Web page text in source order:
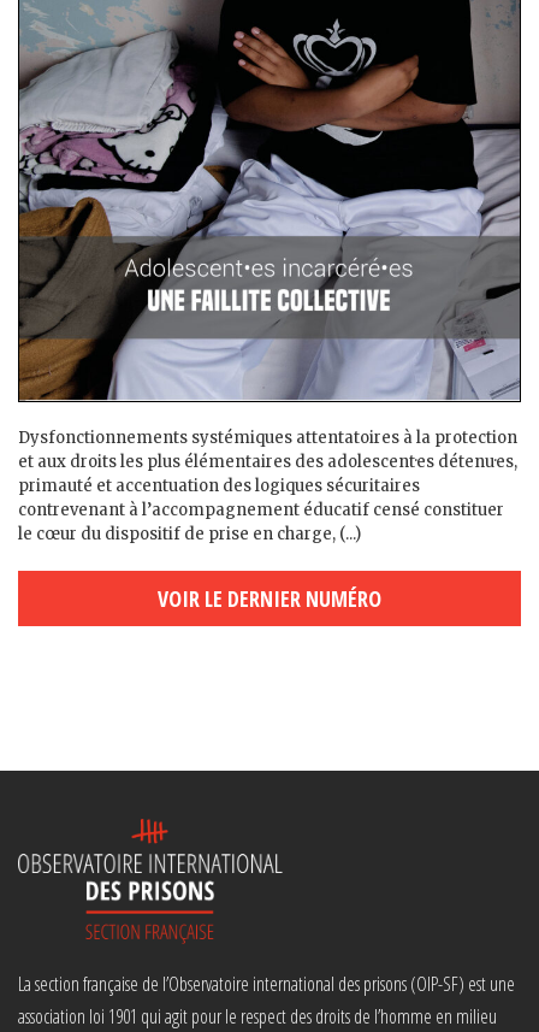
Dysfonctionnements systémiques attentatoires à la protection
et aux droits les plus élémentaires des adolescent·es détenu·es,
primauté et accentuation des logiques sécuritaires
contrevenant à l’accompagnement éducatif censé constituer
le cœur du dispositif de prise en charge, (...)
VOIR LE DERNIER NUMÉRO
La section française de l’Observatoire international des prisons (OIP-SF) est une
association loi 1901 qui agit pour le respect des droits de l’homme en milieu